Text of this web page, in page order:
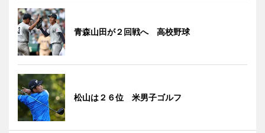
青森山田が２回戦へ 高校野球
松山は２６位 米男子ゴルフ